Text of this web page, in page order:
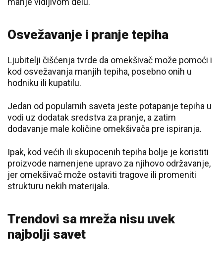
Osvežavanje i pranje tepiha
Ljubitelji čišćenja tvrde da omekšivač može pomoći i
kod osvežavanja manjih tepiha, posebno onih u
hodniku ili kupatilu.
Jedan od popularnih saveta jeste potapanje tepiha u
vodi uz dodatak sredstva za pranje, a zatim
dodavanje male količine omekšivača pre ispiranja.
Ipak, kod većih ili skupocenih tepiha bolje je koristiti
proizvode namenjene upravo za njihovo održavanje,
jer omekšivač može ostaviti tragove ili promeniti
strukturu nekih materijala.
Trendovi sa mreža nisu uvek
najbolji savet